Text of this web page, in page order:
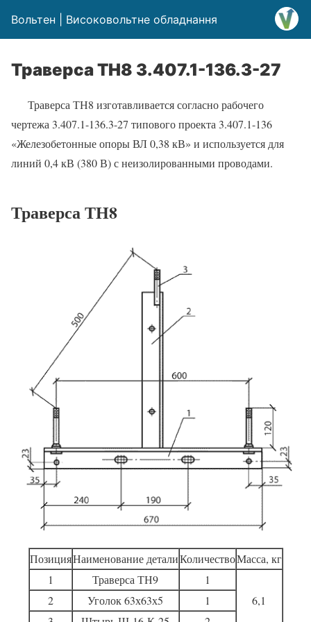
Вольтен | Високовольтне обладнання
Траверса ТН8 3.407.1-136.3-27
Траверса ТН8 изготавливается согласно рабочего
чертежа 3.407.1-136.3-27 типового проекта 3.407.1-136
«Железобетонные опоры ВЛ 0,38 кВ» и используется для
линий 0,4 кВ (380 В) с неизолированными проводами.
Траверса ТН8
ПозицияНаименование деталиКоличествоМасса, кг
1
Траверса ТН9
1
6,1
2 Уголок 63х63х5
1